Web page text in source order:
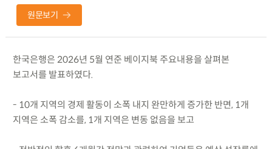
원문보기
한국은행은 2026년 5월 연준 베이지북 주요내용을 살펴본
보고서를 발표하였다.
- 10개 지역의 경제 활동이 소폭 내지 완만하게 증가한 반면, 1개
지역은 소폭 감소를, 1개 지역은 변동 없음을 보고